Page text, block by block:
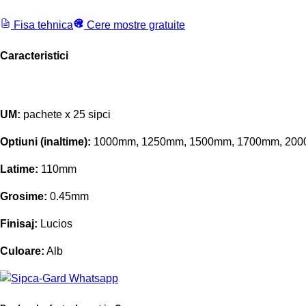
Fisa tehnica Cere mostre gratuite
Caracteristici
UM: pachete x 25 sipci
Optiuni (inaltime): 1000mm, 1250mm, 1500mm, 1700mm,
Latime: 110mm
Grosime: 0.45mm
Finisaj: Lucios
Culoare: Alb